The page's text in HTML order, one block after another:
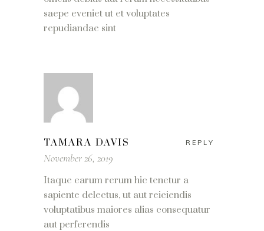
saepe eveniet ut et voluptates
repudiandae sint
TAMARA DAVIS REPLY
November 26, 2019
Itaque earum rerum hic tenetur a
sapiente delectus, ut aut reiciendis
voluptatibus maiores alias consequatur
aut perferendis